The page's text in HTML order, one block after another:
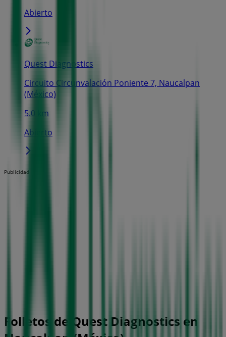
Abierto
Quest Diagnostics
Circuito Circunvalación Poniente 7, Naucalpan
(México)
5.0 km
Abierto
Publicidad
Folletos de Quest Diagnostics en